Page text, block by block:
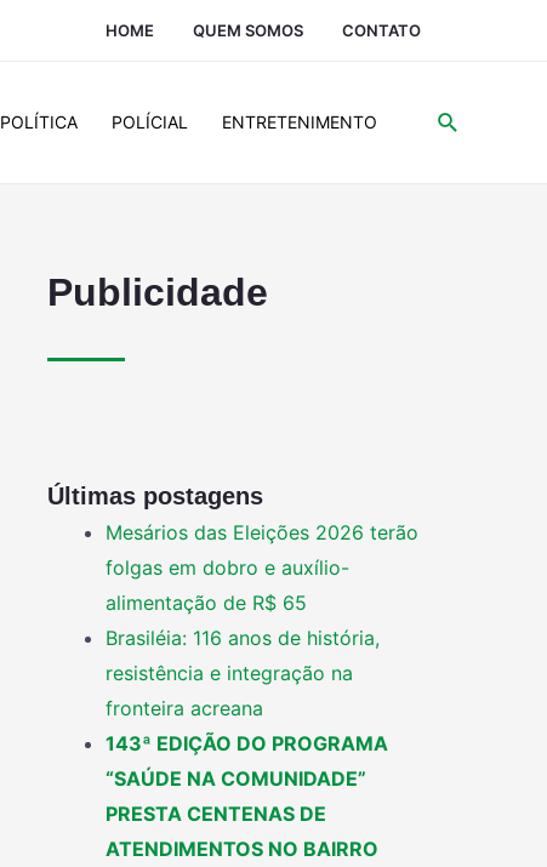
HOME QUEM SOMOS CONTATO
POLÍTICA POLÍCIAL ENTRETENIMENTO
Publicidade
Últimas postagens
Mesários das Eleições 2026 terão
folgas em dobro e auxílio-
alimentação de R$ 65
Brasiléia: 116 anos de história,
resistência e integração na
fronteira acreana
143ª EDIÇÃO DO PROGRAMA
“SAÚDE NA COMUNIDADE”
PRESTA CENTENAS DE
ATENDIMENTOS NO BAIRRO